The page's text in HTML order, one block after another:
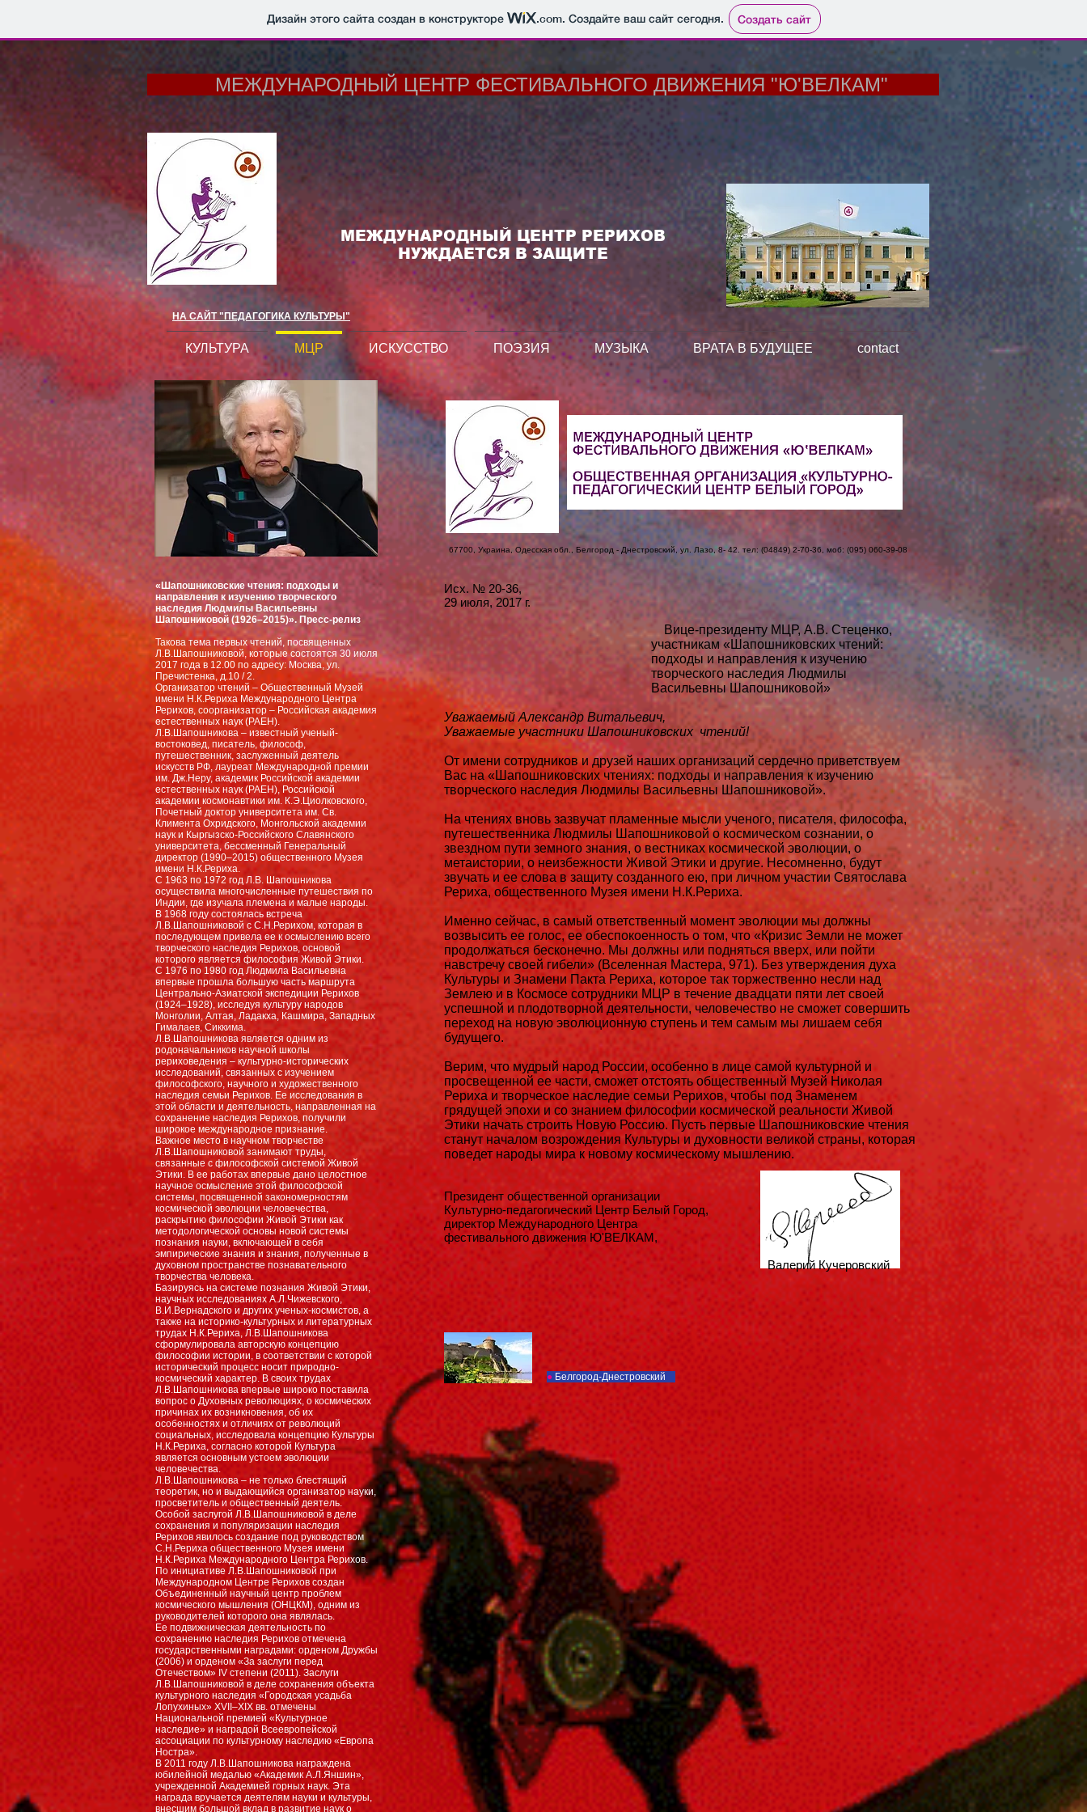
Дизайн этого сайта создан в конструкторе .com. Создайте ваш сайт сегодня. Создать сайт
МЕЖДУНАРОДНЫЙ ЦЕНТР ФЕСТИВАЛЬНОГО ДВИЖЕНИЯ "Ю'ВЕЛКАМ"
НА САЙТ "ПЕДАГОГИКА КУЛЬТУРЫ"
КУЛЬТУРА МЦР ИСКУССТВО ПОЭЗИЯ МУЗЫКА ВРАТА В БУДУЩЕЕ contact
МЕЖДУНАРОДНЫЙ ЦЕНТР РЕРИХОВ
НУЖДАЕТСЯ В ЗАЩИТЕ
«Шапошниковские чтения: подходы и
направления к изучению творческого
наследия Людмилы Васильевны
Шапошниковой (1926–2015)». Пресс-релиз
Такова тема первых чтений, посвященных
Л.В.Шапошниковой, которые состоятся 30 июля
2017 года в 12.00 по адресу: Москва, ул.
Пречистенка, д.10 / 2.
Организатор чтений – Общественный Музей
имени Н.К.Рериха Международного Центра
Рерихов, соорганизатор – Российская академия
естественных наук (РАЕН).
Л.В.Шапошникова – известный ученый-
востоковед, писатель, философ,
путешественник, заслуженный деятель
искусств РФ, лауреат Международной премии
им. Дж.Неру, академик Российской академии
естественных наук (РАЕН), Российской
академии космонавтики им. К.Э.Циолковского,
Почетный доктор университета им. Св.
Климента Охридского, Монгольской академии
наук и Кыргызско-Российского Славянского
университета, бессменный Генеральный
директор (1990–2015) общественного Музея
имени Н.К.Рериха.
С 1963 по 1972 год Л.В. Шапошникова
осуществила многочисленные путешествия по
Индии, где изучала племена и малые народы.
В 1968 году состоялась встреча
Л.В.Шапошниковой с С.Н.Рерихом, которая в
последующем привела ее к осмыслению всего
творческого наследия Рерихов, основой
которого является философия Живой Этики.
С 1976 по 1980 год Людмила Васильевна
впервые прошла большую часть маршрута
Центрально-Азиатской экспедиции Рерихов
(1924–1928), исследуя культуру народов
Монголии, Алтая, Ладакха, Кашмира, Западных
Гималаев, Сиккима.
Л.В.Шапошникова является одним из
родоначальников научной школы
рериховедения – культурно-исторических
исследований, связанных с изучением
философского, научного и художественного
наследия семьи Рерихов. Ее исследования в
этой области и деятельность, направленная на
сохранение наследия Рерихов, получили
широкое международное признание.
Важное место в научном творчестве
Л.В.Шапошниковой занимают труды,
связанные с философской системой Живой
Этики. В ее работах впервые дано целостное
научное осмысление этой философской
системы, посвященной закономерностям
космической эволюции человечества,
раскрытию философии Живой Этики как
методологической основы новой системы
познания науки, включающей в себя
эмпирические знания и знания, полученные в
духовном пространстве познавательного
творчества человека.
Базируясь на системе познания Живой Этики,
научных исследованиях А.Л.Чижевского,
В.И.Вернадского и других ученых-космистов, а
также на историко-культурных и литературных
трудах Н.К.Рериха, Л.В.Шапошникова
сформулировала авторскую концепцию
философии истории, в соответствии с которой
исторический процесс носит природно-
космический характер. В своих трудах
Л.В.Шапошникова впервые широко поставила
вопрос о Духовных революциях, о космических
причинах их возникновения, об их
особенностях и отличиях от революций
социальных, исследовала концепцию Культуры
Н.К.Рериха, согласно которой Культура
является основным устоем эволюции
человечества.
Л.В.Шапошникова – не только блестящий
теоретик, но и выдающийся организатор науки,
просветитель и общественный деятель.
Особой заслугой Л.В.Шапошниковой в деле
сохранения и популяризации наследия
Рерихов явилось создание под руководством
С.Н.Рериха общественного Музея имени
Н.К.Рериха Международного Центра Рерихов.
По инициативе Л.В.Шапошниковой при
Международном Центре Рерихов создан
Объединенный научный центр проблем
космического мышления (ОНЦКМ), одним из
руководителей которого она являлась.
Ее подвижническая деятельность по
сохранению наследия Рерихов отмечена
государственными наградами: орденом Дружбы
(2006) и орденом «За заслуги перед
Отечеством» IV степени (2011). Заслуги
Л.В.Шапошниковой в деле сохранения объекта
культурного наследия «Городская усадьба
Лопухиных» XVII–XIX вв. отмечены
Национальной премией «Культурное
наследие» и наградой Всеевропейской
ассоциации по культурному наследию «Европа
Ностра».
В 2011 году Л.В.Шапошникова награждена
юбилейной медалью «Академик А.Л.Яншин»,
учрежденной Академией горных наук. Эта
награда вручается деятелям науки и культуры,
внесшим большой вклад в развитие наук о
67700, Украина, Одесская обл., Белгород - Днестровский, ул. Лазо, 8- 42. тел: (04849) 2-70-36, моб: (095) 060-39-08
Исх. № 20-36,
29 июля, 2017 г.
Вице-президенту МЦР, А.В. Стеценко,
участникам «Шапошниковских чтений:
подходы и направления к изучению
творческого наследия Людмилы
Васильевны Шапошниковой»
Уважаемый Александр Витальевич,
Уважаемые участники Шапошниковских чтений!
От имени сотрудников и друзей наших организаций сердечно приветствуем
Вас на «Шапошниковских чтениях: подходы и направления к изучению
творческого наследия Людмилы Васильевны Шапошниковой».
На чтениях вновь зазвучат пламенные мысли ученого, писателя, философа,
путешественника Людмилы Шапошниковой о космическом сознании, о
звездном пути земного знания, о вестниках космической эволюции, о
метаистории, о неизбежности Живой Этики и другие. Несомненно, будут
звучать и ее слова в защиту созданного ею, при личном участии Святослава
Рериха, общественного Музея имени Н.К.Рериха.
Именно сейчас, в самый ответственный момент эволюции мы должны
возвысить ее голос, ее обеспокоенность о том, что «Кризис Земли не может
продолжаться бесконечно. Мы должны или подняться вверх, или пойти
навстречу своей гибели» (Вселенная Мастера, 971). Без утверждения духа
Культуры и Знамени Пакта Рериха, которое так торжественно несли над
Землею и в Космосе сотрудники МЦР в течение двадцати пяти лет своей
успешной и плодотворной деятельности, человечество не сможет совершить
переход на новую эволюционную ступень и тем самым мы лишаем себя
будущего.
Верим, что мудрый народ России, особенно в лице самой культурной и
просвещенной ее части, сможет отстоять общественный Музей Николая
Рериха и творческое наследие семьи Рерихов, чтобы под Знаменем
грядущей эпохи и со знанием философии космической реальности Живой
Этики начать строить Новую Россию. Пусть первые Шапошниковские чтения
станут началом возрождения Культуры и духовности великой страны, которая
поведет народы мира к новому космическому мышлению.
Президент общественной организации
Культурно-педагогический Центр Белый Город,
директор Международного Центра
фестивального движения Ю'ВЕЛКАМ,
Валерий Кучеровский
● Белгород-Днестровский